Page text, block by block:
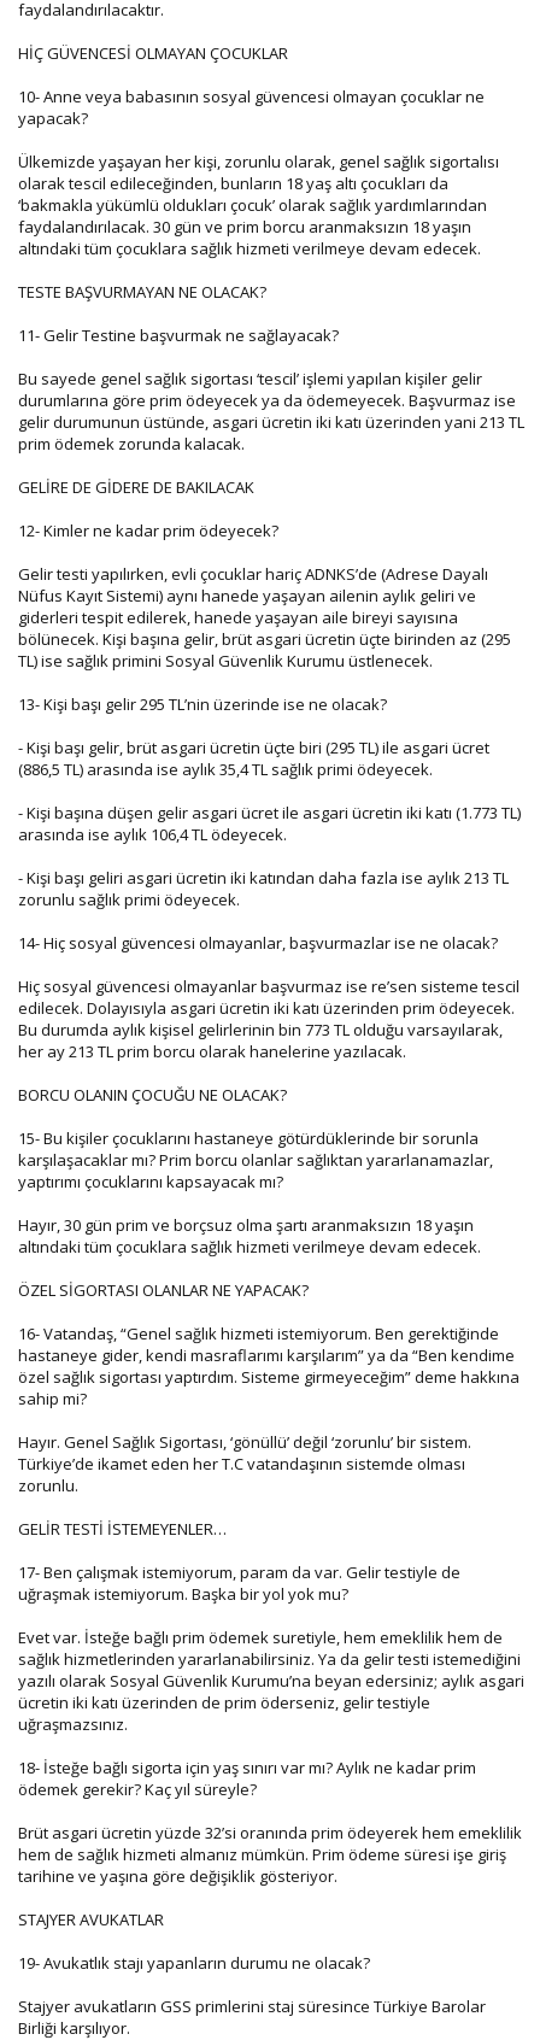
faydalandırılacaktır.
HİÇ GÜVENCESİ OLMAYAN ÇOCUKLAR
10- Anne veya babasının sosyal güvencesi olmayan çocuklar ne
yapacak?
Ülkemizde yaşayan her kişi, zorunlu olarak, genel sağlık sigortalısı
olarak tescil edileceğinden, bunların 18 yaş altı çocukları da
‘bakmakla yükümlü oldukları çocuk’ olarak sağlık yardımlarından
faydalandırılacak. 30 gün ve prim borcu aranmaksızın 18 yaşın
altındaki tüm çocuklara sağlık hizmeti verilmeye devam edecek.
TESTE BAŞVURMAYAN NE OLACAK?
11- Gelir Testine başvurmak ne sağlayacak?
Bu sayede genel sağlık sigortası ‘tescil’ işlemi yapılan kişiler gelir
durumlarına göre prim ödeyecek ya da ödemeyecek. Başvurmaz ise
gelir durumunun üstünde, asgari ücretin iki katı üzerinden yani 213 TL
prim ödemek zorunda kalacak.
GELİRE DE GİDERE DE BAKILACAK
12- Kimler ne kadar prim ödeyecek?
Gelir testi yapılırken, evli çocuklar hariç ADNKS’de (Adrese Dayalı
Nüfus Kayıt Sistemi) aynı hanede yaşayan ailenin aylık geliri ve
giderleri tespit edilerek, hanede yaşayan aile bireyi sayısına
bölünecek. Kişi başına gelir, brüt asgari ücretin üçte birinden az (295
TL) ise sağlık primini Sosyal Güvenlik Kurumu üstlenecek.
13- Kişi başı gelir 295 TL’nin üzerinde ise ne olacak?
- Kişi başı gelir, brüt asgari ücretin üçte biri (295 TL) ile asgari ücret
(886,5 TL) arasında ise aylık 35,4 TL sağlık primi ödeyecek.
- Kişi başına düşen gelir asgari ücret ile asgari ücretin iki katı (1.773 TL)
arasında ise aylık 106,4 TL ödeyecek.
- Kişi başı geliri asgari ücretin iki katından daha fazla ise aylık 213 TL
zorunlu sağlık primi ödeyecek.
14- Hiç sosyal güvencesi olmayanlar, başvurmazlar ise ne olacak?
Hiç sosyal güvencesi olmayanlar başvurmaz ise re’sen sisteme tescil
edilecek. Dolayısıyla asgari ücretin iki katı üzerinden prim ödeyecek.
Bu durumda aylık kişisel gelirlerinin bin 773 TL olduğu varsayılarak,
her ay 213 TL prim borcu olarak hanelerine yazılacak.
BORCU OLANIN ÇOCUĞU NE OLACAK?
15- Bu kişiler çocuklarını hastaneye götürdüklerinde bir sorunla
karşılaşacaklar mı? Prim borcu olanlar sağlıktan yararlanamazlar,
yaptırımı çocuklarını kapsayacak mı?
Hayır, 30 gün prim ve borçsuz olma şartı aranmaksızın 18 yaşın
altındaki tüm çocuklara sağlık hizmeti verilmeye devam edecek.
ÖZEL SİGORTASI OLANLAR NE YAPACAK?
16- Vatandaş, “Genel sağlık hizmeti istemiyorum. Ben gerektiğinde
hastaneye gider, kendi masraflarımı karşılarım” ya da “Ben kendime
özel sağlık sigortası yaptırdım. Sisteme girmeyeceğim” deme hakkına
sahip mi?
Hayır. Genel Sağlık Sigortası, ‘gönüllü’ değil ‘zorunlu’ bir sistem.
Türkiye’de ikamet eden her T.C vatandaşının sistemde olması
zorunlu.
GELİR TESTİ İSTEMEYENLER…
17- Ben çalışmak istemiyorum, param da var. Gelir testiyle de
uğraşmak istemiyorum. Başka bir yol yok mu?
Evet var. İsteğe bağlı prim ödemek suretiyle, hem emeklilik hem de
sağlık hizmetlerinden yararlanabilirsiniz. Ya da gelir testi istemediğini
yazılı olarak Sosyal Güvenlik Kurumu’na beyan edersiniz; aylık asgari
ücretin iki katı üzerinden de prim öderseniz, gelir testiyle
uğraşmazsınız.
18- İsteğe bağlı sigorta için yaş sınırı var mı? Aylık ne kadar prim
ödemek gerekir? Kaç yıl süreyle?
Brüt asgari ücretin yüzde 32’si oranında prim ödeyerek hem emeklilik
hem de sağlık hizmeti almanız mümkün. Prim ödeme süresi işe giriş
tarihine ve yaşına göre değişiklik gösteriyor.
STAJYER AVUKATLAR
19- Avukatlık stajı yapanların durumu ne olacak?
Stajyer avukatların GSS primlerini staj süresince Türkiye Barolar
Birliği karşılıyor.